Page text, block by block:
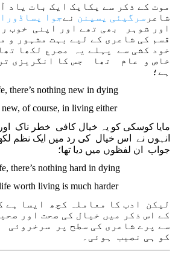
موت کے ذکر سے یکایک ایک بات یاد
شاعر سرگیئی یسینن نےجوا
اور شوہر بھی تھے اور اپنی خوب
قسم کی شاعری کے لیے بہت مشہور و
خود کشی سے پہلے یہ مصرع لکھا
خاص و عام تھا جس کا انگریزی
ہے؛
there’s nothing new in dying
of course, in living either
انہوں نے اس خیال کی رد میں ایک نظم
جواب ان لفظوں میں دیا تھا؛
there’s nothing hard in dying
worth living is much harder
لیکن ادب کا معاملہ کچھ ایسا ہے
کے اس ذکر میں خیال کی صحت اور
سے پرے شاعری کی سطح پر
کو ہی نصیب ہوئی۔